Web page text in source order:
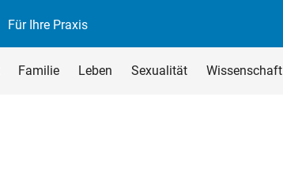
Für Ihre Praxis
Familie Leben Sexualität Wissenschaft